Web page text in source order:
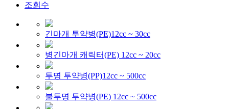
조회수
긴마개 투약병(PE)12cc ~ 30cc
병긴마개 캐릭터(PE) 12cc ~ 20cc
투명 투약병(PP)12cc ~ 500cc
불투명 투약병(PE) 12cc ~ 500cc